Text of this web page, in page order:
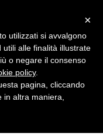
0
×
utilizzati si avvalgono
alle finalità illustrate
o negare il consenso
policy.
pagina, cliccando
altra maniera,